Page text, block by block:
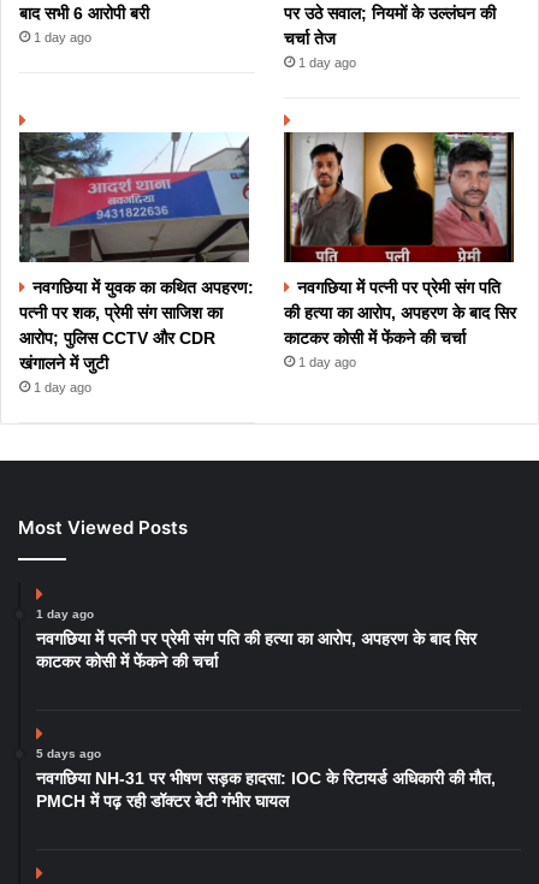
बाद सभी 6 आरोपी बरी
1 day ago
पर उठे सवाल; नियमों के उल्लंघन की
चर्चा तेज
1 day ago
नवगछिया में युवक का कथित अपहरण:
पत्नी पर शक, प्रेमी संग साजिश का
आरोप; पुलिस CCTV और CDR
खंगालने में जुटी
1 day ago
नवगछिया में पत्नी पर प्रेमी संग पति
की हत्या का आरोप, अपहरण के बाद सिर
काटकर कोसी में फेंकने की चर्चा
1 day ago
Most Viewed Posts
1 day ago
नवगछिया में पत्नी पर प्रेमी संग पति की हत्या का आरोप, अपहरण के बाद सिर
काटकर कोसी में फेंकने की चर्चा
5 days ago
नवगछिया NH-31 पर भीषण सड़क हादसा: IOC के रिटायर्ड अधिकारी की मौत,
PMCH में पढ़ रही डॉक्टर बेटी गंभीर घायल